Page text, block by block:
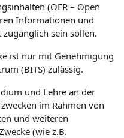
(OER – Open
Informationen und
sein sollen.
ist nur mit Genehmigung
(BITS) zulässig.
und Lehre an der
im Rahmen von
und weiteren
(wie z.B.